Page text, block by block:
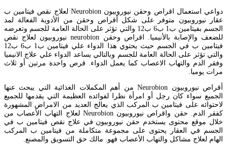
دواعي استعمال اقراص وحقن نيوروبيون Neurobion لعلاج نقص فيتامين ب
عقار نيوروبيون متوفر على شكل أقراص وحقن من الأدوية الفعالة لمد
الجسم بفيتامين ب1 ب6 ب12 والتي تؤثر على الحالة العامة للجسم وتعرضه
للضعف والإصابة بالأنيميا. اقراص وحقن neurobion نيوروبيون لعلاج نقص
فيتامين ب في الجسم حيث يحتوي هذا الدواء علي فيتامين ب1 ب6 ب12
والتي تؤثر على الحالة العامة للجسم وبالتالي يساعد الدواء علي علاج الانيميا
وفقر الدم والتهاب الاعصاب كما يعمل الدواء. قرص واحدة مرتين أو ثلاث
مرات يوميا.
أقراص نيوروبيون Neurobion من أهم المكملات الغذائية التي يبحث عنها
الجميع سواء كان رجل أو امرأة نظرا لفوائده العظيمة التي يقدمها للجميع
لاحتوائه على فيتامين ب المركب الذي يعالج العديد من الامراض المشهورة
كفقر الدم. حقن واقراص نيوروبيون Neurobion لعلاج التهاب الأعصاب من
خلال موقع محتوى يستخدم حقن نيوروبيون في علاج نقص فيتامين ب في
الجسم في العقار يحتوى على مجموعة متكاملة من فيتامين ب المركب
الهام لعلاج مشاكل والتهاب الأعصاب فهو. مالك حق التسويق والمصنع.